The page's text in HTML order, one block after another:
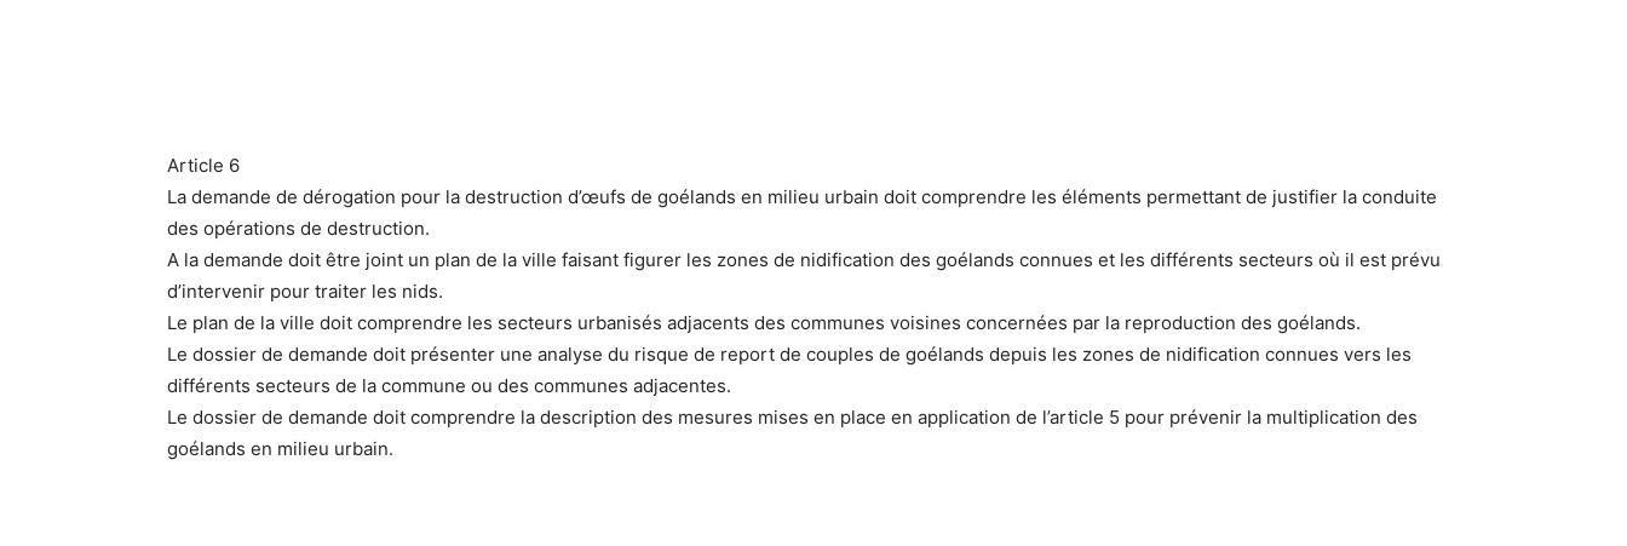
Article 6
La demande de dérogation pour la destruction d’œufs de goélands en milieu urbain doit comprendre les éléments permettant de justifier la conduite
des opérations de destruction.
A la demande doit être joint un plan de la ville faisant figurer les zones de nidification des goélands connues et les différents secteurs où il est prévu
d’intervenir pour traiter les nids.
Le plan de la ville doit comprendre les secteurs urbanisés adjacents des communes voisines concernées par la reproduction des goélands.
Le dossier de demande doit présenter une analyse du risque de report de couples de goélands depuis les zones de nidification connues vers les
différents secteurs de la commune ou des communes adjacentes.
Le dossier de demande doit comprendre la description des mesures mises en place en application de l’article 5 pour prévenir la multiplication des
goélands en milieu urbain.